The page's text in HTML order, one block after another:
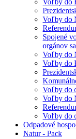
Voľby do
Voľby do
Spojené
orgánov
Voľby do
Voľby do
Voľby do
Voľby do
Voľby do
Odpadové
Natur - Pack